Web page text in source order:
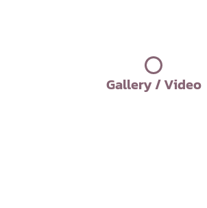
Gallery / Video